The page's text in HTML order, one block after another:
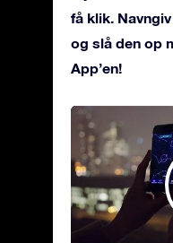
få klik.
og slå den op
App’en!